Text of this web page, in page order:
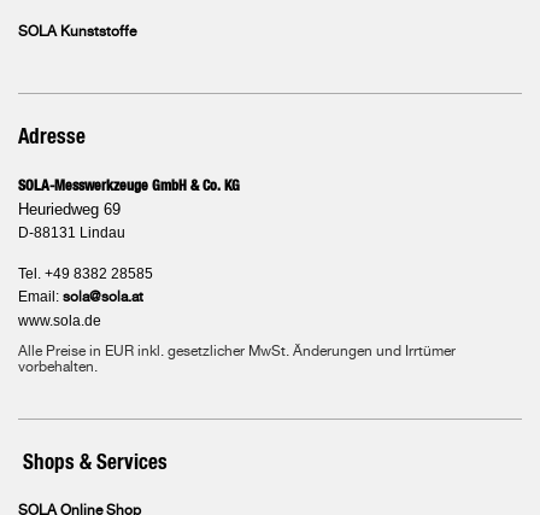
SOLA Kunststoffe
Adresse
SOLA-Messwerkzeuge GmbH & Co. KG
Heuriedweg 69
D-88131 Lindau
Tel. +49 8382 28585
Email: sola@sola.at
www.sola.de
Alle Preise in EUR inkl. gesetzlicher MwSt. Änderungen und Irrtümer
vorbehalten.
Shops & Services
SOLA Online Shop